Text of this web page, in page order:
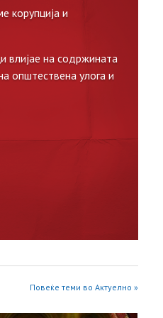
корупција и
влијае на содржината
општествена улога и
Повеќе теми во Актуелно »